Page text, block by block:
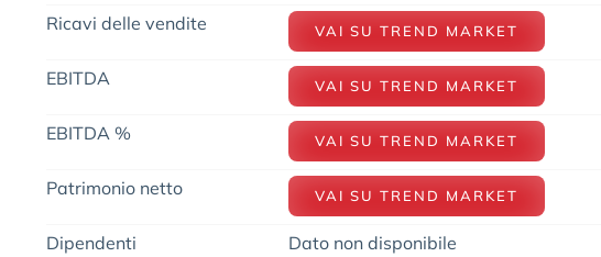
Ricavi delle vendite VAI SU TREND MARKET
EBITDA VAI SU TREND MARKET
EBITDA % VAI SU TREND MARKET
Patrimonio netto VAI SU TREND MARKET
Dipendenti Dato non disponibile